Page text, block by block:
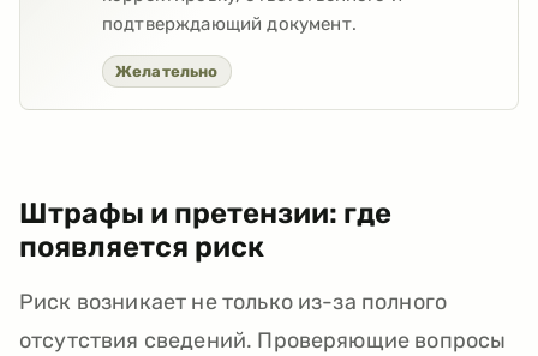
подтверждающий документ.
Желательно
Штрафы и претензии: где
появляется риск
Риск возникает не только из-за полного
отсутствия сведений. Проверяющие вопросы